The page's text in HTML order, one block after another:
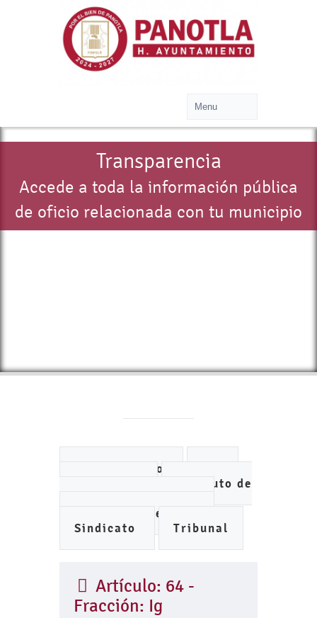
Transparencia
Accede a toda la información pública
de oficio relacionada con tu municipio
Ayuntamiento
Instituto de
Organismo de Agua
Sindicato
Tribunal
Artículo: 64 -
Fracción: Ig